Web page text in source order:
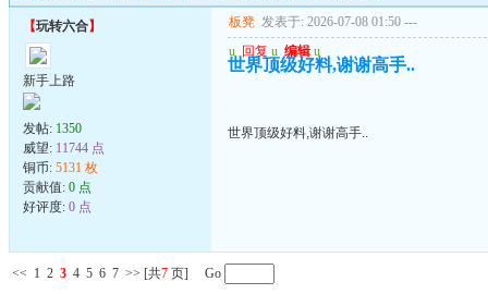
【玩转六合】
新手上路
发帖: 1350
威望: 11744 点
铜币: 5131 枚
贡献值: 0 点
好评度: 0 点
板凳 发表于: 2026-07-08 01:50 ---
u 回复 u 编辑 u
世界顶级好料,谢谢高手..
世界顶级好料,谢谢高手..
<< 1 2 3 4 5 6 7 >> [共7 页] Go